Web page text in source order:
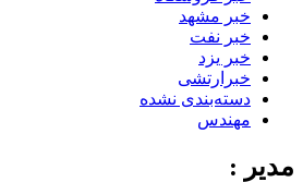
خبر مشهد
خبر نفت
خبر یزد
خبرارتشی
دسته‌بندی نشده
مهندس
مدیر :